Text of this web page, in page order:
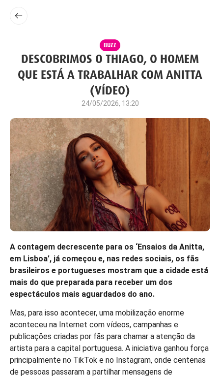
BUZZ
DESCOBRIMOS O THIAGO, O HOMEM
QUE ESTÁ A TRABALHAR COM ANITTA
(VÍDEO)
24/05/2026, 13:20
A contagem decrescente para os ‘Ensaios da Anitta,
em Lisboa’, já começou e, nas redes sociais, os fãs
brasileiros e portugueses mostram que a cidade está
mais do que preparada para receber um dos
espectáculos mais aguardados do ano.
Mas, para isso acontecer, uma mobilização enorme
aconteceu na Internet com vídeos, campanhas e
publicações criadas por fãs para chamar a atenção da
artista para a capital portuguesa. A iniciativa ganhou força
principalmente no TikTok e no Instagram, onde centenas
de pessoas passaram a partilhar mensagens de